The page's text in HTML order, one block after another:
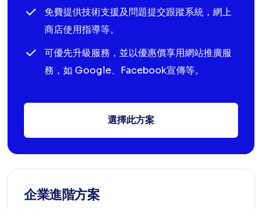
免費提供技術支援及問題提交跟蹤系統，網上
商店使用指導等。
可優先升級服務，並以優惠價享用網站推廣服
務，如 Google、Facebook宣傳等。
選擇此方案
企業進階方案